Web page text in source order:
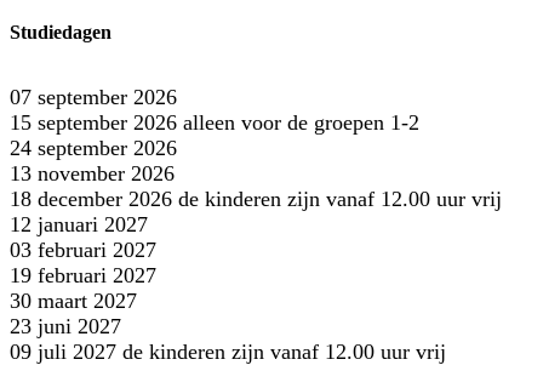
Studiedagen
07 september 2026
15 september 2026 alleen voor de groepen 1-2
24 september 2026
13 november 2026
18 december 2026 de kinderen zijn vanaf 12.00 uur vrij
12 januari 2027
03 februari 2027
19 februari 2027
30 maart 2027
23 juni 2027
09 juli 2027 de kinderen zijn vanaf 12.00 uur vrij